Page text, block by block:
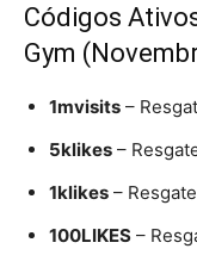
Códigos
Gym
1mvisits –
5klikes –
1klikes –
100LIKES –